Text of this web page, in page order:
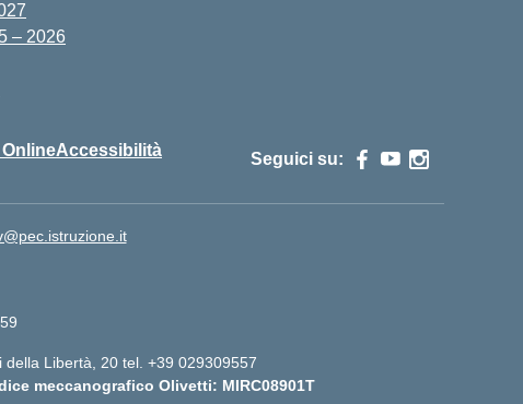
– 2026
Accessibilità Seguici su:
della Libertà, 20 tel. +39 029309557
meccanografico Olivetti: MIRC08901T